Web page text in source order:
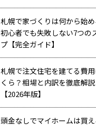
札幌で家づくりは何から始め
初心者でも失敗しない7つの
プ【完全ガイド】
札幌で注文住宅を建てる費
くら？相場と内訳を徹底解説
【2026年版】
頭金なしでマイホームは買え